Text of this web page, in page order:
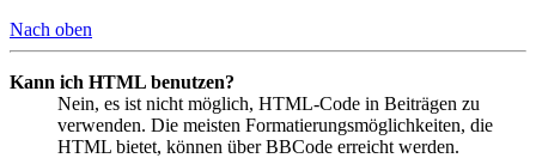
Nach oben
Kann ich HTML benutzen?
Nein, es ist nicht möglich, HTML-Code in Beiträgen zu
verwenden. Die meisten Formatierungsmöglichkeiten, die
HTML bietet, können über BBCode erreicht werden.